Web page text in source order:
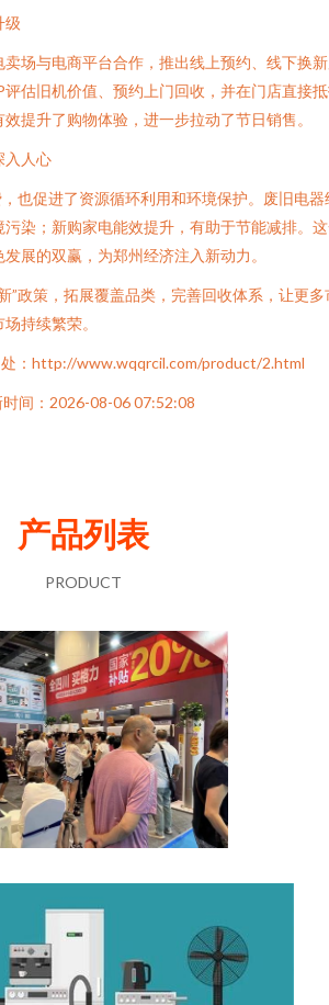
级
场与电商平台合作，推出线上预约、线下换
估旧机价值、预约上门回收，并在门店直接
提升了购物体验，进一步拉动了节日销售。
入人心
也促进了资源循环利用和环境保护。废旧电器
染；新购家电能效提升，有助于节能减排。
展的双赢，为郑州经济注入新动力。
”政策，拓展覆盖品类，完善回收体系，让更多
持续繁荣。
：http://www.wqqrcil.com/product/2.html
时间：2026-08-06 07:52:08
产品列表
PRODUCT